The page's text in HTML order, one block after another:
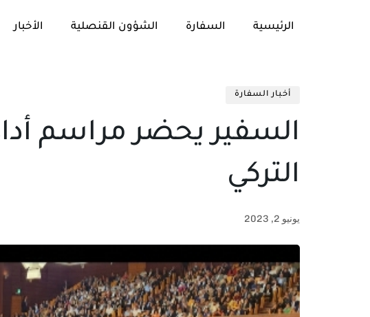
الرئيسية السفارة الشؤون القنصلية الأخبار
أخبار السفارة
السفير يحضر مراسم
التركي
يونيو 2, 2023